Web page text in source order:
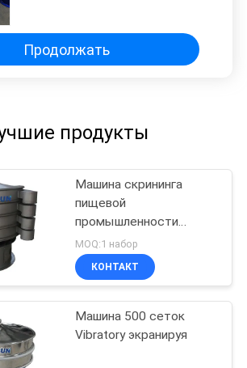
Продолжать
продукты
Машина скрининга
пищевой
промышленности
Вибраторы
MOQ:1 набор
КОНТАКТ
Машина 500 сеток
Vibratory экранируя